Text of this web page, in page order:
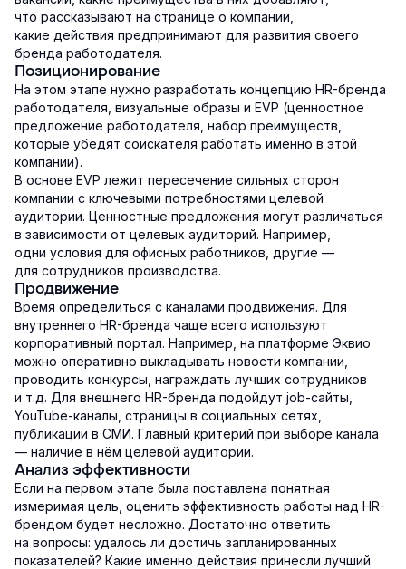
что рассказывают на странице о компании,
какие действия предпринимают для развития своего
бренда работодателя.
Позиционирование
На этом этапе нужно разработать концепцию HR-бренда
работодателя, визуальные образы и EVP (ценностное
предложение работодателя, набор преимуществ,
которые убедят соискателя работать именно в этой
компании).
В основе EVP лежит пересечение сильных сторон
компании с ключевыми потребностями целевой
аудитории. Ценностные предложения могут различаться
в зависимости от целевых аудиторий. Например,
одни условия для офисных работников, другие —
для сотрудников производства.
Продвижение
Время определиться с каналами продвижения. Для
внутреннего HR-бренда чаще всего используют
корпоративный портал. Например, на платформе Эквио
можно оперативно выкладывать новости компании,
проводить конкурсы, награждать лучших сотрудников
и т.д. Для внешнего HR-бренда подойдут job-сайты,
YouTube-каналы, страницы в социальных сетях,
публикации в СМИ. Главный критерий при выборе канала
— наличие в нём целевой аудитории.
Анализ эффективности
Если на первом этапе была поставлена понятная
измеримая цель, оценить эффективность работы над HR-
брендом будет несложно. Достаточно ответить
на вопросы: удалось ли достичь запланированных
показателей? Какие именно действия принесли лучший